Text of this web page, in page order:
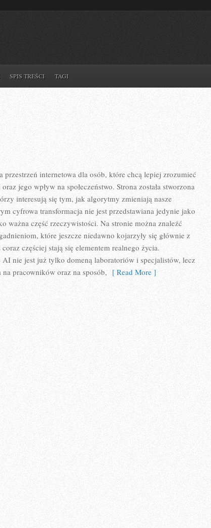
SPIS TREŚCI TAGI
internetowa dla osób, które chcą lepiej zrozumieć
jego wpływ na społeczeństwo. Strona została stworzona
interesują się tym, jak algorytmy zmieniają nasze
cyfrowa transformacja nie jest przedstawiana jedynie jako
ważna część rzeczywistości. Na stronie można znaleźć
które jeszcze niedawno kojarzyły się głównie z
częściej stają się elementem realnego życia.
nie jest już tylko domeną laboratoriów i specjalistów, lecz
pracowników oraz na sposób, [ Read More ]